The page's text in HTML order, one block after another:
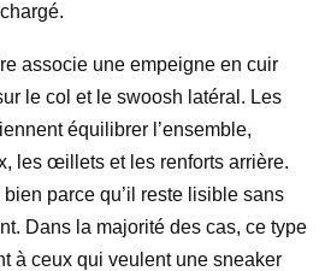
associe une empeigne en cuir
le col et le swoosh latéral. Les
équilibrer l’ensemble,
les œillets et les renforts arrière.
parce qu’il reste lisible sans
Dans la majorité des cas, ce type
à ceux qui veulent une sneaker